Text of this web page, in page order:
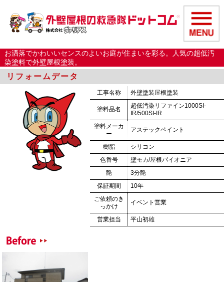
お洒落でかわいいセンスのよいお庭が住まいを彩る。人気の超低汚
染塗料で外壁屋根塗装。
リフォームデータ
工事名称 外壁塗装屋根塗装
塗料品名
超低汚染リファイン1000SI-
IR/500SI-IR
塗料メーカ
ー
アステックペイント
樹脂
シリコン
色番号
壁モカ/屋根パイオニア
艶
3分艶
保証期間
10年
ご依頼のき
っかけ
イベント営業
営業担当 平山初雄